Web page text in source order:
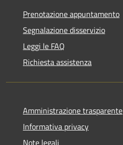
Prenotazione appuntamento
Segnalazione disservizio
Leggi le FAQ
Richiesta assistenza
Amministrazione trasparente
Informativa privacy
Note legali